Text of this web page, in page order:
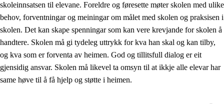
3.3 Samarbeid mellom heim og skole
3.4 Opplæring i lærebedrift og arbeidsliv
Profesjonsfellesskap og skoleutvikling
skoleinnsatsen til elevane. Foreldre og føresette møter skolen med ulike
behov, forventningar og meiningar om målet med skolen og praksisen i
skolen. Det kan skape spenningar som kan vere krevjande for skolen å
handtere. Skolen må gi tydeleg uttrykk for kva han skal og kan tilby,
og kva som er forventa av heimen. God og tillitsfull dialog er eit
gjensidig ansvar. Skolen må likevel ta omsyn til at ikkje alle elevar har
same høve til å få hjelp og støtte i heimen.